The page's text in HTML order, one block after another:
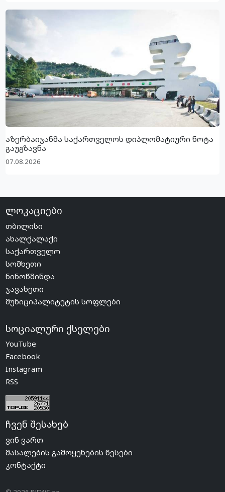
აზერბაიჯანმა საქართველოს დიპლომატიური ნოტა
გაუგზავნა
07.08.2026
ლოკაციები
თბილისი
ახალქალაქი
საქართველო
სომხეთი
ნინოწმინდა
ჯავახეთი
მუნიციპალიტეტის სოფლები
სოციალური ქსელები
YouTube
Facebook
Instagram
RSS
ჩვენ შესახებ
ვინ ვართ
მასალების გამოყენების წესები
კონტაქტი